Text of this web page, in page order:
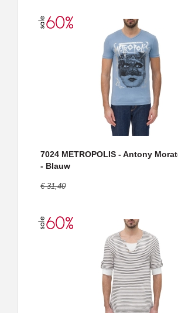
7024 METROPOLIS - Antony
- Blauw
€ 31,40